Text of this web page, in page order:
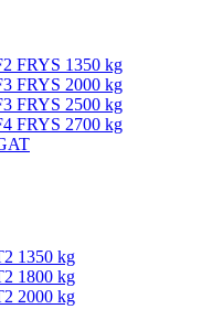
FRYS 1350 kg
FRYS 2000 kg
FRYS 2500 kg
FRYS 2700 kg
1350 kg
1800 kg
2000 kg